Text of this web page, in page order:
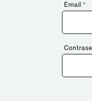
Email *